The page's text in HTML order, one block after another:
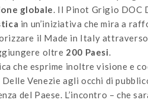
globale. Il Pinot Grigio DOC
in un’iniziativa che mira a
il Made in Italy
oltre 200 Paesi.
che esprime inoltre visione e
Venezie agli occhi di
del Paese. L’incontro – che